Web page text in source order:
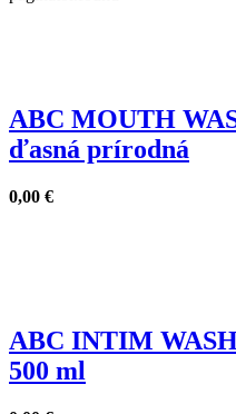
ABC MOUTH
ďasná prírodná
0,00 €
ABC INTIM
500 ml